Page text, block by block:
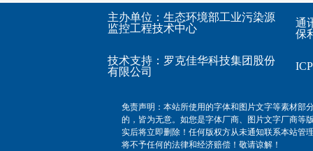
主办单位：生态环境部工业污染源
监控工程技术中心
技术支持： 罗克佳华科技集团股份
有限公司
通
保
免责声明：本站所使用的字体和图片文字等素材部
的，皆为无意。如您是字体厂商、图片文字厂商等
实后将立即删除！任何版权方从未通知联系本站管
将不予任何的法律和经济赔偿！敬请谅解！